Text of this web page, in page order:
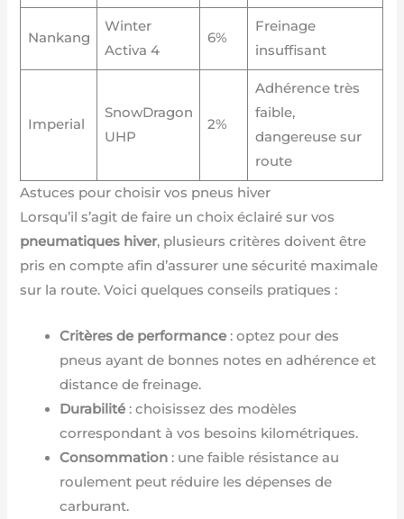
Nankang
Winter
Activa 4
6%
Freinage
insuffisant
Imperial
SnowDragon
UHP
2%
Adhérence très
faible,
dangereuse sur
route
Astuces pour choisir vos pneus hiver
Lorsqu’il s’agit de faire un choix éclairé sur vos
pneumatiques hiver, plusieurs critères doivent être
pris en compte afin d’assurer une sécurité maximale
sur la route. Voici quelques conseils pratiques :
Critères de performance : optez pour des
pneus ayant de bonnes notes en adhérence et
distance de freinage.
Durabilité : choisissez des modèles
correspondant à vos besoins kilométriques.
Consommation : une faible résistance au
roulement peut réduire les dépenses de
carburant.